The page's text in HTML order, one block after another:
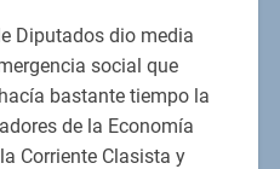
Diputados dio media
social que
bastante tiempo la
de la Economía
Corriente Clasista y